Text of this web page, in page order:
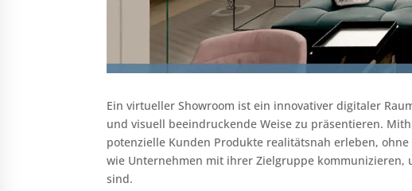
Ein virtueller Showroom ist ein innovativer digitaler
und visuell beeindruckende Weise zu präsentieren.
potenzielle Kunden Produkte realitätsnah erleben,
wie Unternehmen mit ihrer Zielgruppe
sind.